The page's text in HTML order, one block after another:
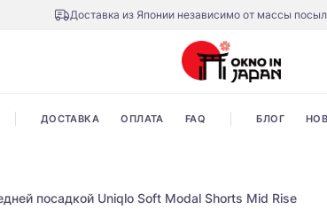
Доставка из Японии независимо от массы
ДОСТАВКА ОПЛАТА FAQ БЛОГ
посадкой Uniqlo Soft Modal Shorts Mid Rise